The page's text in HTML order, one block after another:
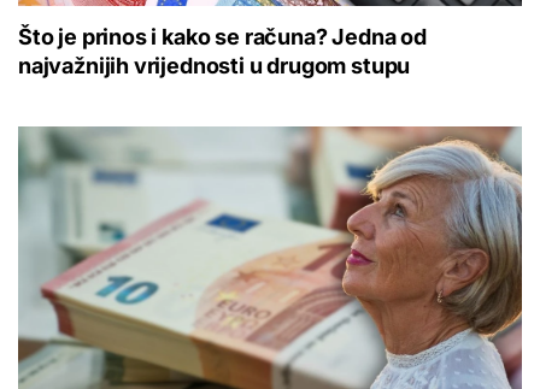
Što je prinos i kako se računa? Jedna od
najvažnijih vrijednosti u drugom stupu